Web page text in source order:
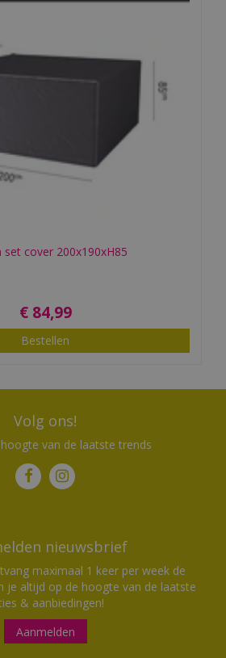
set cover 200x190xH85
€ 84,99
Bestellen
Volg ons!
van de laatste trends
nieuwsbrief
maximaal 1 keer per week de
je altijd op de hoogte van de laatste
& aanbiedingen!
Aanmelden